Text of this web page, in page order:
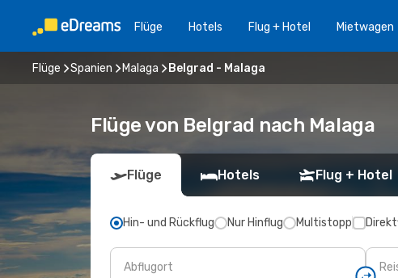
Flüge Hotels Flug + Hotel Mietwagen
Flüge Spanien Malaga Belgrad - Malaga
Flüge von Belgrad nach Malaga
Flüge Hotels Flug + Hotel
Hin- und Rückflug Nur Hinflug Multistopp
Abflugort